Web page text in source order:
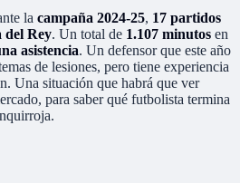
la campaña 2024-25, 17 partidos
del Rey. Un total de 1.107 minutos en
asistencia. Un defensor que este año
de lesiones, pero tiene experiencia
Una situación que habrá que ver
para saber qué futbolista termina